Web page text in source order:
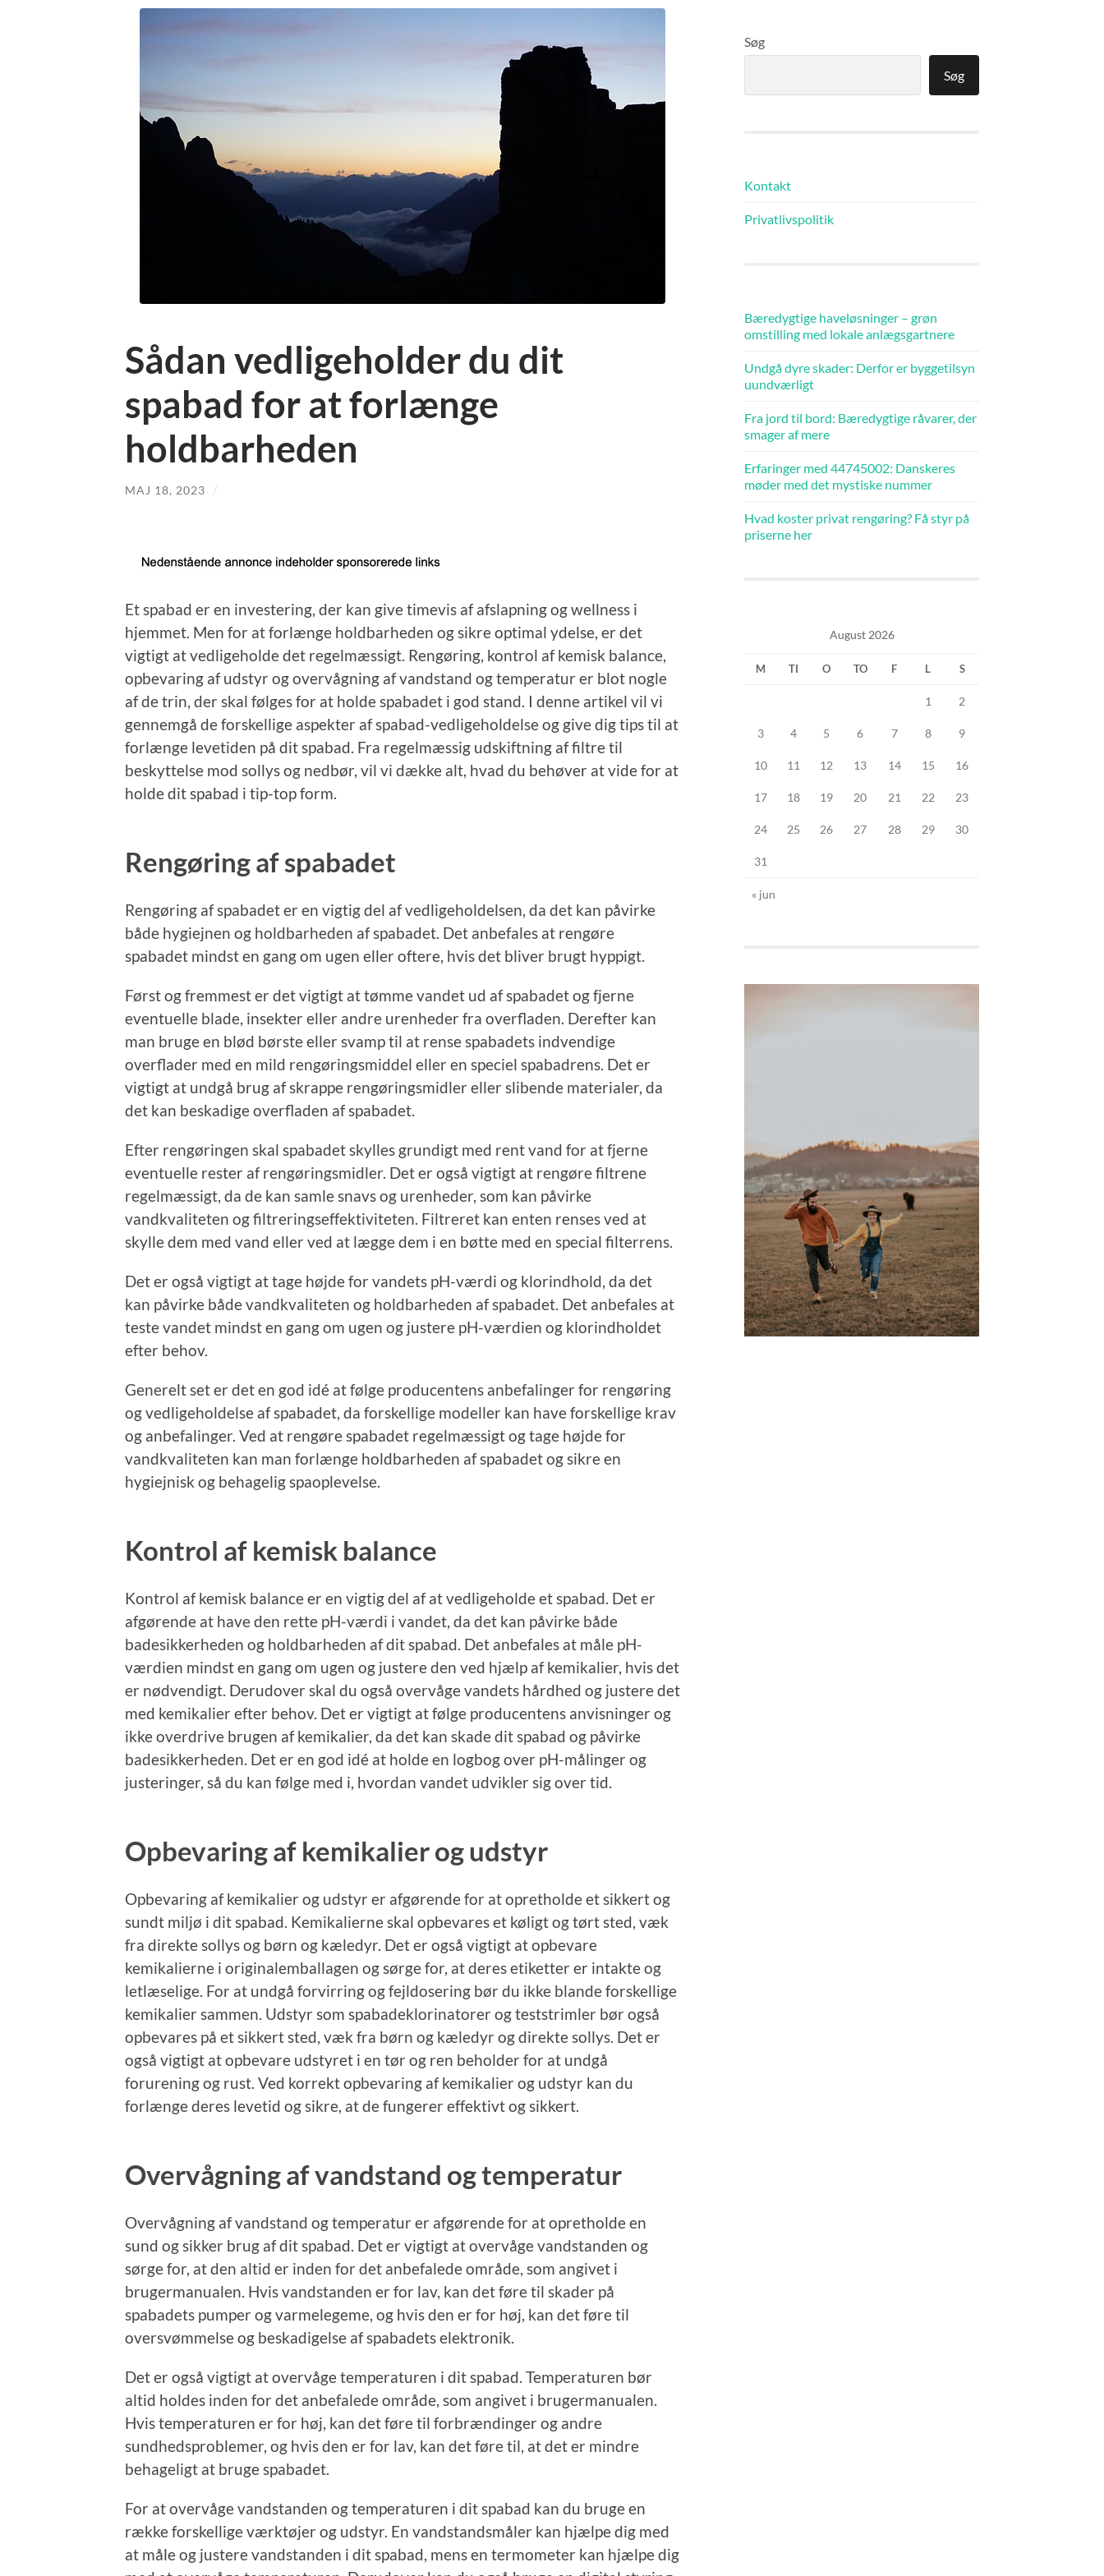
Sådan vedligeholder du dit
spabad for at forlænge
holdbarheden
MAJ 18, 2023 /
Et spabad er en investering, der kan give timevis af afslapning og wellness i
hjemmet. Men for at forlænge holdbarheden og sikre optimal ydelse, er det
vigtigt at vedligeholde det regelmæssigt. Rengøring, kontrol af kemisk balance,
opbevaring af udstyr og overvågning af vandstand og temperatur er blot nogle
af de trin, der skal følges for at holde spabadet i god stand. I denne artikel vil vi
gennemgå de forskellige aspekter af spabad-vedligeholdelse og give dig tips til at
forlænge levetiden på dit spabad. Fra regelmæssig udskiftning af filtre til
beskyttelse mod sollys og nedbør, vil vi dække alt, hvad du behøver at vide for at
holde dit spabad i tip-top form.
Rengøring af spabadet
Rengøring af spabadet er en vigtig del af vedligeholdelsen, da det kan påvirke
både hygiejnen og holdbarheden af spabadet. Det anbefales at rengøre
spabadet mindst en gang om ugen eller oftere, hvis det bliver brugt hyppigt.
Først og fremmest er det vigtigt at tømme vandet ud af spabadet og fjerne
eventuelle blade, insekter eller andre urenheder fra overfladen. Derefter kan
man bruge en blød børste eller svamp til at rense spabadets indvendige
overflader med en mild rengøringsmiddel eller en speciel spabadrens. Det er
vigtigt at undgå brug af skrappe rengøringsmidler eller slibende materialer, da
det kan beskadige overfladen af spabadet.
Efter rengøringen skal spabadet skylles grundigt med rent vand for at fjerne
eventuelle rester af rengøringsmidler. Det er også vigtigt at rengøre filtrene
regelmæssigt, da de kan samle snavs og urenheder, som kan påvirke
vandkvaliteten og filtreringseffektiviteten. Filtreret kan enten renses ved at
skylle dem med vand eller ved at lægge dem i en bøtte med en special filterrens.
Det er også vigtigt at tage højde for vandets pH-værdi og klorindhold, da det
kan påvirke både vandkvaliteten og holdbarheden af spabadet. Det anbefales at
teste vandet mindst en gang om ugen og justere pH-værdien og klorindholdet
efter behov.
Generelt set er det en god idé at følge producentens anbefalinger for rengøring
og vedligeholdelse af spabadet, da forskellige modeller kan have forskellige krav
og anbefalinger. Ved at rengøre spabadet regelmæssigt og tage højde for
vandkvaliteten kan man forlænge holdbarheden af spabadet og sikre en
hygiejnisk og behagelig spaoplevelse.
Kontrol af kemisk balance
Kontrol af kemisk balance er en vigtig del af at vedligeholde et spabad. Det er
afgørende at have den rette pH-værdi i vandet, da det kan påvirke både
badesikkerheden og holdbarheden af dit spabad. Det anbefales at måle pH-
værdien mindst en gang om ugen og justere den ved hjælp af kemikalier, hvis det
er nødvendigt. Derudover skal du også overvåge vandets hårdhed og justere det
med kemikalier efter behov. Det er vigtigt at følge producentens anvisninger og
ikke overdrive brugen af kemikalier, da det kan skade dit spabad og påvirke
badesikkerheden. Det er en god idé at holde en logbog over pH-målinger og
justeringer, så du kan følge med i, hvordan vandet udvikler sig over tid.
Opbevaring af kemikalier og udstyr
Opbevaring af kemikalier og udstyr er afgørende for at opretholde et sikkert og
sundt miljø i dit spabad. Kemikalierne skal opbevares et køligt og tørt sted, væk
fra direkte sollys og børn og kæledyr. Det er også vigtigt at opbevare
kemikalierne i originalemballagen og sørge for, at deres etiketter er intakte og
letlæselige. For at undgå forvirring og fejldosering bør du ikke blande forskellige
kemikalier sammen. Udstyr som spabadeklorinatorer og teststrimler bør også
opbevares på et sikkert sted, væk fra børn og kæledyr og direkte sollys. Det er
også vigtigt at opbevare udstyret i en tør og ren beholder for at undgå
forurening og rust. Ved korrekt opbevaring af kemikalier og udstyr kan du
forlænge deres levetid og sikre, at de fungerer effektivt og sikkert.
Overvågning af vandstand og temperatur
Overvågning af vandstand og temperatur er afgørende for at opretholde en
sund og sikker brug af dit spabad. Det er vigtigt at overvåge vandstanden og
sørge for, at den altid er inden for det anbefalede område, som angivet i
brugermanualen. Hvis vandstanden er for lav, kan det føre til skader på
spabadets pumper og varmelegeme, og hvis den er for høj, kan det føre til
oversvømmelse og beskadigelse af spabadets elektronik.
Det er også vigtigt at overvåge temperaturen i dit spabad. Temperaturen bør
altid holdes inden for det anbefalede område, som angivet i brugermanualen.
Hvis temperaturen er for høj, kan det føre til forbrændinger og andre
sundhedsproblemer, og hvis den er for lav, kan det føre til, at det er mindre
behageligt at bruge spabadet.
For at overvåge vandstanden og temperaturen i dit spabad kan du bruge en
række forskellige værktøjer og udstyr. En vandstandsmåler kan hjælpe dig med
at måle og justere vandstanden i dit spabad, mens en termometer kan hjælpe dig
Søg
Søg
Kontakt
Privatlivspolitik
Bæredygtige haveløsninger – grøn
omstilling med lokale anlægsgartnere
Undgå dyre skader: Derfor er byggetilsyn
uundværligt
Fra jord til bord: Bæredygtige råvarer, der
smager af mere
Erfaringer med 44745002: Danskeres
møder med det mystiske nummer
Hvad koster privat rengøring? Få styr på
priserne her
August 2026
M TI O TO F L S
1 2
3 4 5 6 7 8 9
10 11 12 13 14 15 16
17 18 19 20 21 22 23
24 25 26 27 28 29 30
31
« jun